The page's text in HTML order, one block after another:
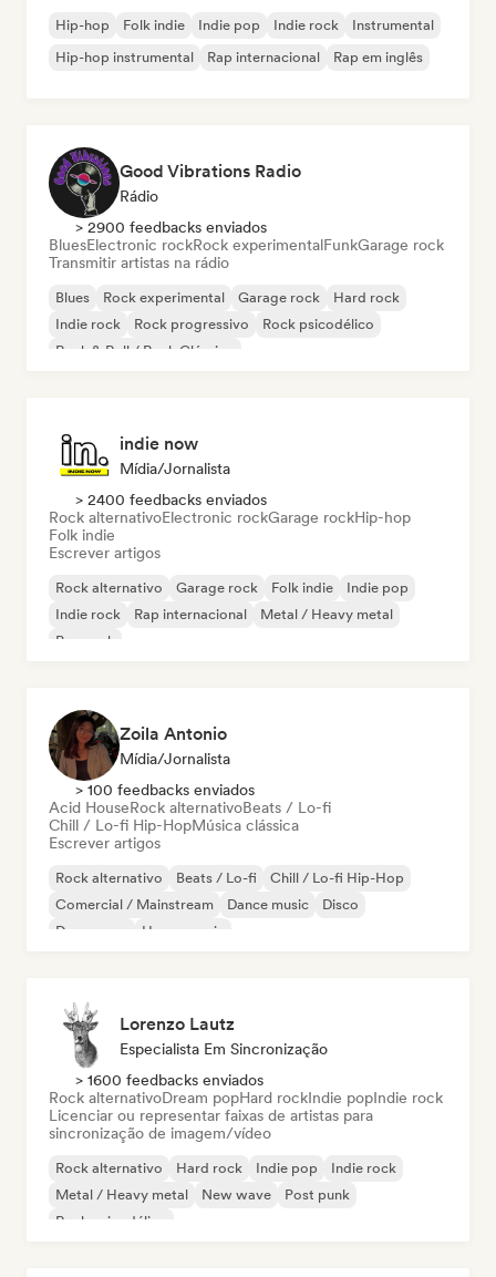
Hip-hop Folk indie Indie pop Indie rock
Instrumental
Hip-hop instrumental
Rap internacional Rap em inglês
Good Vibrations Radio
Rádio
> 2900 feedbacks enviados
BluesElectronic rockRock experimentalFunkGarage rock
Transmitir artistas na rádio
Blues Rock experimental Garage rock
Hard rock
Indie rock
Rock progressivo
Rock psicodélico
Rock & Roll / Rock Clássico
indie now
Mídia/Jornalista
> 2400 feedbacks enviados
Rock alternativoElectronic rockGarage rockHip-hop
Folk indie
Escrever artigos
Rock alternativo Garage rock Folk indie
Indie pop
Indie rock
Rap internacional
Metal / Heavy metal
Pop rock
Zoila Antonio
Mídia/Jornalista
> 100 feedbacks enviados
Acid HouseRock alternativoBeats / Lo-fi
Chill / Lo-fi Hip-HopMúsica clássica
Escrever artigos
Rock alternativo Beats / Lo-fi
Chill / Lo-fi Hip-Hop
Comercial / Mainstream
Dance music
Disco
Dream pop
House music
Lorenzo Lautz
Especialista Em Sincronização
> 1600 feedbacks enviados
Rock alternativoDream popHard rockIndie popIndie rock
Licenciar ou representar faixas de artistas para
sincronização de imagem/vídeo
Rock alternativo Hard rock Indie pop
Indie rock
Metal / Heavy metal
New wave
Post punk
Rock psicodélico